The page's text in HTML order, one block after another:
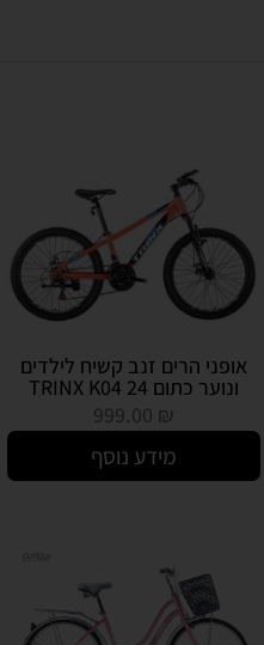
אופני הרים זנב קשיח לילדים
ונוער כתום TRINX K04 24
999.00 ₪
מידע נוסף